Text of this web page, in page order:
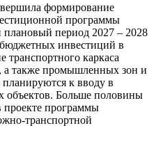
формирование
программы
плановый период 2027 – 2028
инвестиций в
транспортного каркаса
а также промышленных зон и
к вводу в
объектов. Больше половины
проекте программы
транспортной